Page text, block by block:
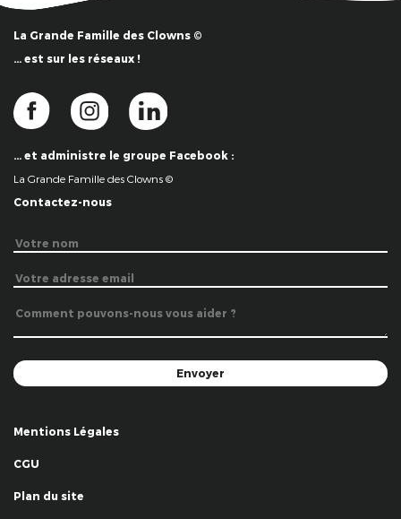
La Grande Famille des Clowns ©
… est sur les réseaux !
… et administre le groupe Facebook :
La Grande Famille des Clowns ©
Contactez-nous
Mentions Légales
CGU
Plan du site